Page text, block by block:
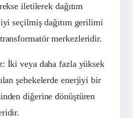
iletilerek dağıtım
seçilmiş dağıtım gerilimi
merkezleridir.
İki veya daha fazla yüksek
şebekelerde enerjiyi bir
diğerine dönüştüren